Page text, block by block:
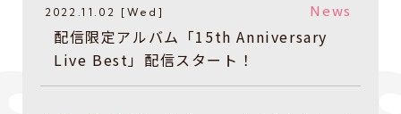
2022.11.02 [Wed] News
配信限定アルバム「15th Anniversary
Live Best」配信スタート！